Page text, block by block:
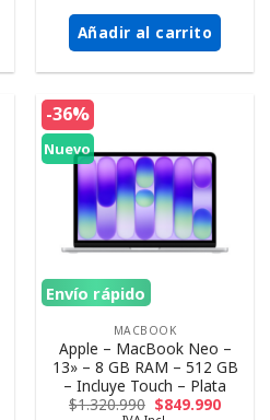
Añadir al carrito
-36%
Nuevo
Envío rápido
MACBOOK
Apple – MacBook Neo –
13» – 8 GB RAM – 512 GB
– Incluye Touch – Plata
$1.320.990 $849.990